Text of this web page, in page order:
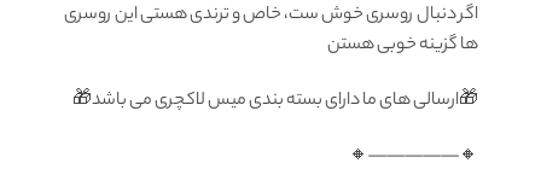
اگر دنبال روسری خوش ست، خاص و ترندی هستی این روسری
ها گزینه خوبی هستن
🎁ارسالی های ما دارای بسته بندی میس لاکچری می باشد🎁
🔸—————🔸